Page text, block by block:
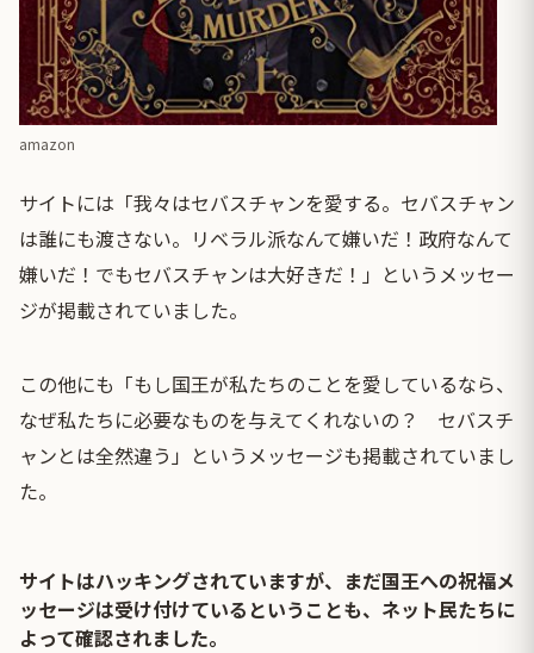
amazon
サイトには「我々はセバスチャンを愛する。セバスチャン
は誰にも渡さない。リベラル派なんて嫌いだ！政府なんて
嫌いだ！でもセバスチャンは大好きだ！」というメッセー
ジが掲載されていました。
この他にも「もし国王が私たちのことを愛しているなら、
なぜ私たちに必要なものを与えてくれないの？ セバスチ
ャンとは全然違う」というメッセージも掲載されていまし
た。
サイトはハッキングされていますが、まだ国王への祝福メ
ッセージは受け付けているということも、ネット民たちに
よって確認されました。